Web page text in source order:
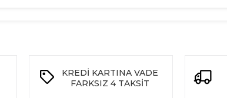
KREDİ KARTINA VADE
FARKSIZ 4 TAKSİT